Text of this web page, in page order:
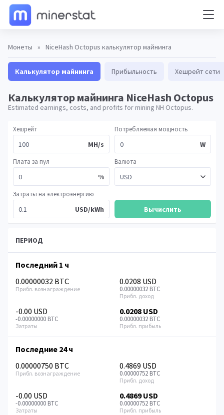
Монеты » NiceHash Octopus калькулятор майнинга
Калькулятор майнинга Прибыльность Хешрейт сети
Калькулятор майнинга NiceHash Octopus
Estimated earnings, costs, and profits for mining NH Octopus.
Хешрейт
MH/s
Потребляемая мощность
W
Плата за пул
%
Валюта
Затраты на электроэнергию
USD/kWh
ПЕРИОД
Последний 1 ч
0.00000032 BTC
0.0208 USD
0.00000032 BTC
-0.00 USD
-0.00000000 BTC
0.0208 USD
0.00000032 BTC
Последние 24 ч
0.00000750 BTC
0.4869 USD
0.00000752 BTC
-0.00 USD
-0.00000000 BTC
0.4869 USD
0.00000752 BTC